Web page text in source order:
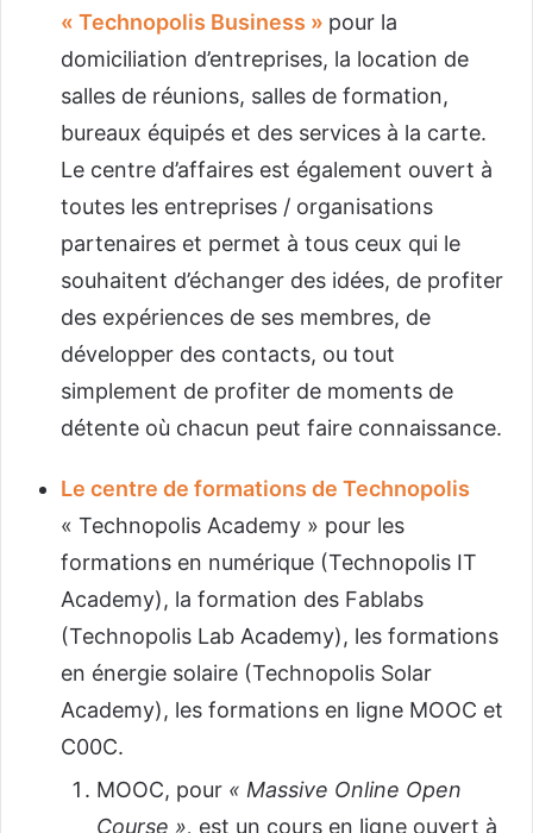
« Technopolis Business » pour la
domiciliation d’entreprises, la location de
salles de réunions, salles de formation,
bureaux équipés et des services à la carte.
Le centre d’affaires est également ouvert à
toutes les entreprises / organisations
partenaires et permet à tous ceux qui le
souhaitent d’échanger des idées, de profiter
des expériences de ses membres, de
développer des contacts, ou tout
simplement de profiter de moments de
détente où chacun peut faire connaissance.
Le centre de formations de Technopolis
« Technopolis Academy » pour les
formations en numérique (Technopolis IT
Academy), la formation des Fablabs
(Technopolis Lab Academy), les formations
en énergie solaire (Technopolis Solar
Academy), les formations en ligne MOOC et
C00C.
MOOC, pour « Massive Online Open
Course », est un cours en ligne ouvert à